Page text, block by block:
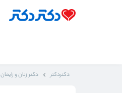
دکتردکتر دکتر زنان و زایمان